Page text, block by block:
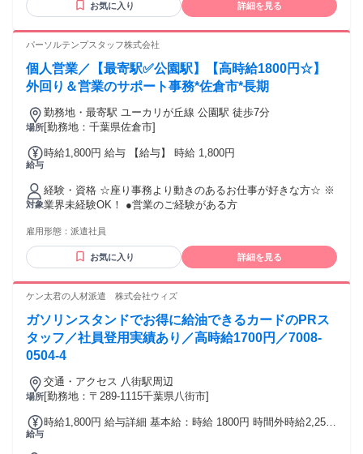
お気に入り 詳細を見る
パーソルテンプスタッフ株式会社
個人営業／【最寄駅✅公園駅】【高時給1800円☆】
外回り＆営業のサポート事務*佐倉市*長期
場所
勤務地・最寄駅 ユーカリが丘線 公園駅 徒歩7分
[勤務地：千葉県佐倉市]
給与
時給1,800円 給与 【給与】 時給 1,800円
対象
経験・資格 ☆座り事務より動きのあるお仕事が好きな方☆ ※
業界未経験OK！ ●営業のご経験がある方
雇用形態： 派遣社員
お気に入り 詳細を見る
ケン太君の人材派遣 株式会社ウィズ
ガソリンスタンドでお得に給油できるカードのPRス
タッフ／社員登用実績あり／高時給1700円／7008-
0504-4
場所
交通・アクセス 八街駅周辺
[勤務地：〒289-1115千葉県八街市]
給与
時給1,800円 給与詳細 基本給：時給 1800円 時間外時給2,250